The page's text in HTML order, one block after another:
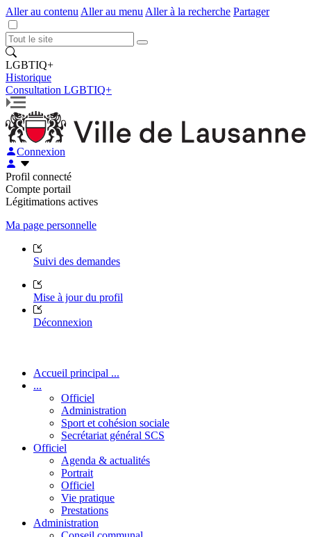
Aller au contenu Aller au menu Aller à la recherche Partager
LGBTIQ+
Historique
Consultation LGBTIQ+
Connexion
Profil connecté
Compte portail
Légitimations actives
Ma page personnelle
Suivi des demandes
Mise à jour du profil
Déconnexion
Accueil principal ...
...
Officiel
Administration
Sport et cohésion sociale
Secrétariat général SCS
Officiel
Agenda & actualités
Portrait
Officiel
Vie pratique
Prestations
Administration